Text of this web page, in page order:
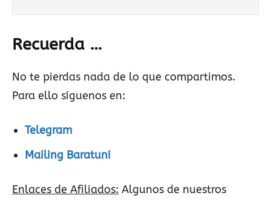
Recuerda …
No te pierdas nada de lo que compartimos.
Para ello síguenos en:
Telegram
Mailing Baratuni
Enlaces de Afiliados: Algunos de nuestros